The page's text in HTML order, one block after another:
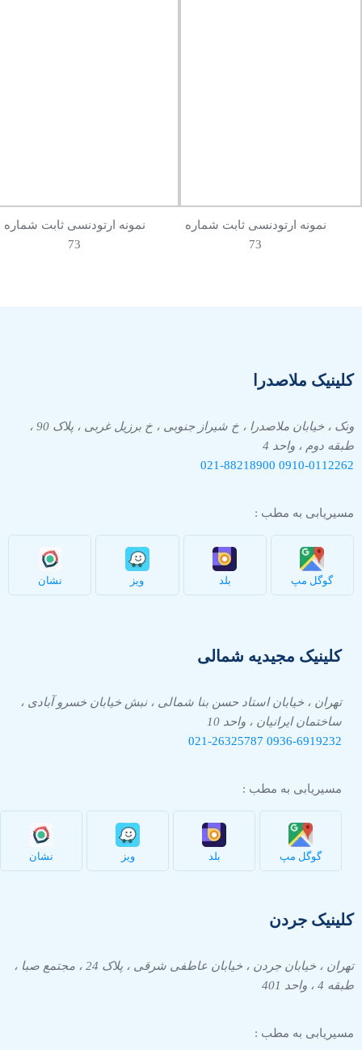
نمونه ارتودنسی ثابت شماره
73
نمونه ارتودنسی ثابت شماره
73
کلینیک ملاصدرا
ونک ، خیابان ملاصدرا ، خ شیراز جنوبی ، خ برزیل غربی ، پلاک 90 ،
طبقه دوم ، واحد 4
0910-0112262
021-88218900
مسیریابی به مطب :
گوگل مپ بلد ویز نشان
کلینیک مجیدیه شمالی
تهران ، خیابان استاد حسن بنا شمالی ، نبش خیابان خسرو آبادی ،
ساختمان ایرانیان ، واحد 10
0936-6919232
021-26325787
مسیریابی به مطب :
گوگل مپ بلد ویز نشان
کلینیک جردن
تهران ، خیابان جردن ، خیابان عاطفی شرقی ، پلاک 24 ، مجتمع صبا ،
طبقه 4 ، واحد 401
مسیریابی به مطب :